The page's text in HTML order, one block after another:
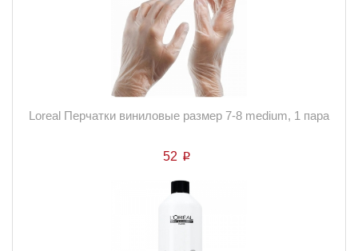
Loreal Перчатки виниловые размер 7-8 medium, 1 пара
52 p